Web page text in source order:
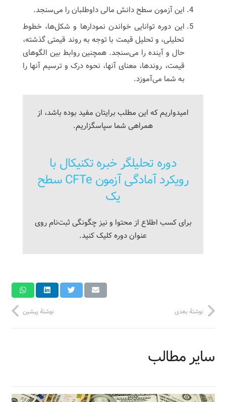
این آزمون سطح دانش مالی داوطلبان را می‌سنجد.
این دوره توانایی خواندن نمودارها و شکل‌ها، خطوط
تحلیلی، و تحلیل قیمت با توجه به روند قیمتی گذشته،
حال و آینده را می‌سنجد. همچنین روابط بین الگوهای
قیمت، روندها، معنای آنها، نحوه درک و ترسیم آنها را
به شما می‌آموزد.
امیدواریم که این مطلب برایتان مفید بوده باشد، از
همراهی شما سپاسگزاریم.
دوره تحلیلگر خبره تکنیکال با
رویکرد آمادگی آزمون CFTe سطح
یک
برای کسب اطلاع از محتوا و نیز چگونگی ثبت‌نام روی
عنوان دوره کلیک کنید.
نوشتهٔ پیشین نوشتهٔ بعدی
سایر مطالب